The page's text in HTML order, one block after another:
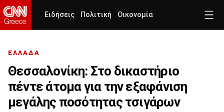
Ειδήσεις Πολιτική Οικονομία
ΕΛΛΑΔΑ
Θεσσαλονίκη: Στο δικαστήριο
πέντε άτομα για την εξαφάνιση
μεγάλης ποσότητας τσιγάρων